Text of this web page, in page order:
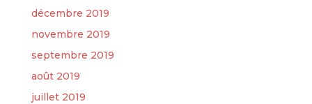
décembre 2019
novembre 2019
septembre 2019
août 2019
juillet 2019